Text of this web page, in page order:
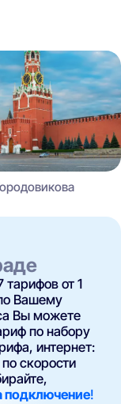
тарифов от 1
Вашему
Вы можете
по набору
интернет:
скорости
подключение!